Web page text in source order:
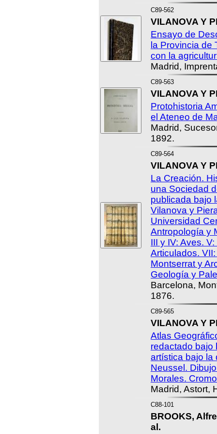
C89-562
VILANOVA Y
Ensayo de
la Provincia de
con la
Madrid,
C89-563
VILANOVA Y
Protohistoria
el Ateneo de
Madrid,
1892.
C89-564
VILANOVA Y
La Creación.
una Sociedad
publicada bajo
Vilanova y
Universidad
Antropología y
III y IV: Aves.
Articulados.
Montserrat y
Geología y
Barcelona,
1876.
C89-565
VILANOVA Y
Atlas
redactado bajo
artística bajo la
Neussel.
Morales.
Madrid, Astort,
C88-101
BROOKS,
al.